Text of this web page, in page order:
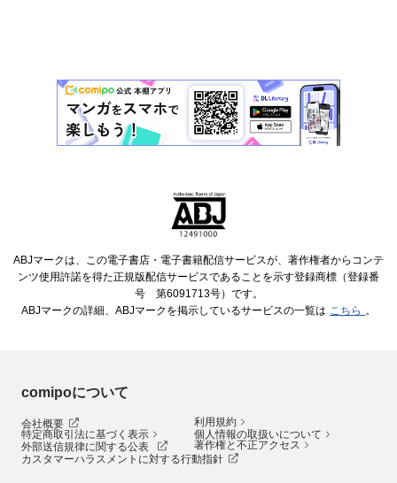
ABJマークは、この電子書店・電子書籍配信サービスが、著作権者からコンテ
ンツ使用許諾を得た正規版配信サービスであることを示す登録商標（登録番
号 第6091713号）です。
ABJマークの詳細、ABJマークを掲示しているサービスの一覧は こちら 。
comipoについて
会社概要
利用規約
特定商取引法に基づく表示
個人情報の取扱いについて
外部送信規律に関する公表
著作権と不正アクセス
カスタマーハラスメントに対する行動指針